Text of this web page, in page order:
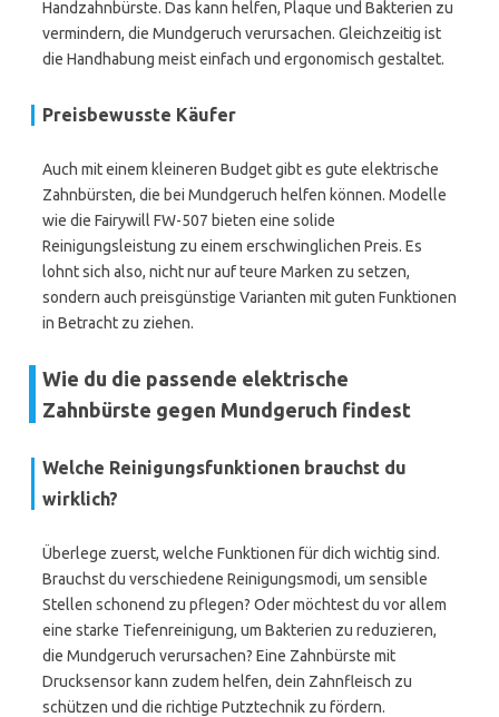
Handzahnbürste. Das kann helfen, Plaque und Bakterien zu
vermindern, die Mundgeruch verursachen. Gleichzeitig ist
die Handhabung meist einfach und ergonomisch gestaltet.
Preisbewusste Käufer
Auch mit einem kleineren Budget gibt es gute elektrische
Zahnbürsten, die bei Mundgeruch helfen können. Modelle
wie die Fairywill FW-507 bieten eine solide
Reinigungsleistung zu einem erschwinglichen Preis. Es
lohnt sich also, nicht nur auf teure Marken zu setzen,
sondern auch preisgünstige Varianten mit guten Funktionen
in Betracht zu ziehen.
Wie du die passende elektrische
Zahnbürste gegen Mundgeruch findest
Welche Reinigungsfunktionen brauchst du
wirklich?
Überlege zuerst, welche Funktionen für dich wichtig sind.
Brauchst du verschiedene Reinigungsmodi, um sensible
Stellen schonend zu pflegen? Oder möchtest du vor allem
eine starke Tiefenreinigung, um Bakterien zu reduzieren,
die Mundgeruch verursachen? Eine Zahnbürste mit
Drucksensor kann zudem helfen, dein Zahnfleisch zu
schützen und die richtige Putztechnik zu fördern.